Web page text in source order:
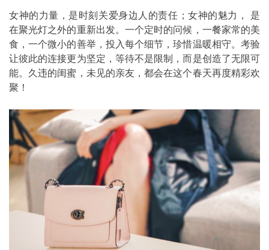
女神的力量，是时刻关爱身边人的责任；女神的魅力， 是
在聚光灯之外的重新出发。一个定时的问候，一餐家常的美
食，一个微小的善举，投入每个细节，珍惜温暖相守。考验
让彼此的连接更为坚定，等待不是限制，而是创造了无限可
能。久违的闺蜜，未见的亲友，都会在这个春天再度精彩欢
聚！